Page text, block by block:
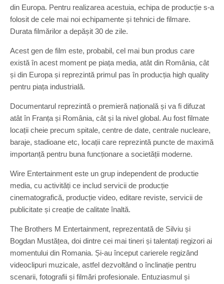
din Europa. Pentru realizarea acestuia, echipa de producție s-a
folosit de cele mai noi echipamente și tehnici de filmare.
Durata filmărilor a depășit 30 de zile.
Acest gen de film este, probabil, cel mai bun produs care
există în acest moment pe piața media, atât din România, cât
și din Europa și reprezintă primul pas în producția high quality
pentru piața industrială.
Documentarul reprezintă o premieră națională și va fi difuzat
atât în Franța și România, cât și la nivel global. Au fost filmate
locații cheie precum spitale, centre de date, centrale nucleare,
baraje, stadioane etc, locații care reprezintă puncte de maximă
importanță pentru buna funcționare a societății moderne.
Wire Entertainment este un grup independent de productie
media, cu activități ce includ servicii de producție
cinematografică, producție video, editare reviste, servicii de
publicitate și creație de calitate înaltă.
The Brothers M Entertainment, reprezentată de Silviu și
Bogdan Mustățea, doi dintre cei mai tineri și talentați regizori ai
momentului din Romania. Și-au început carierele regizând
videoclipuri muzicale, astfel dezvoltând o înclinație pentru
scenarii, fotografii și filmări profesionale. Entuziasmul și